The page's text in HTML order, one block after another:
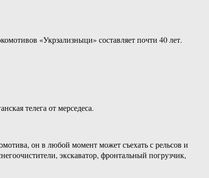
«Укрзализныци» составляет почти 40 лет.
телега от мерседеса.
он в любой момент может съехать с рельсов и
экскаватор, фронтальный погрузчик,